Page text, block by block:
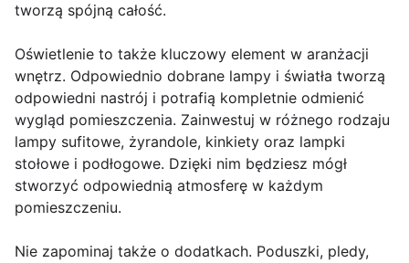
tworzą spójną całość.
Oświetlenie to także kluczowy element w aranżacji
wnętrz. Odpowiednio dobrane lampy i światła tworzą
odpowiedni nastrój i potrafią kompletnie odmienić
wygląd pomieszczenia. Zainwestuj w różnego rodzaju
lampy sufitowe, żyrandole, kinkiety oraz lampki
stołowe i podłogowe. Dzięki nim będziesz mógł
stworzyć odpowiednią atmosferę w każdym
pomieszczeniu.
Nie zapominaj także o dodatkach. Poduszki, pledy,